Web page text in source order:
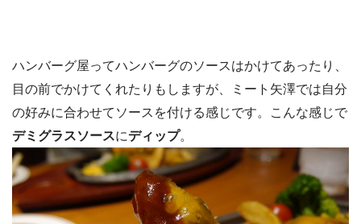
ハンバーグ屋ってハンバーグのソースはかけてあったり、
目の前でかけてくれたりもしますが、ミート矢澤では自分
の好みに合わせてソースを付ける感じです。こんな感じで
デミグラスソースにディップ。